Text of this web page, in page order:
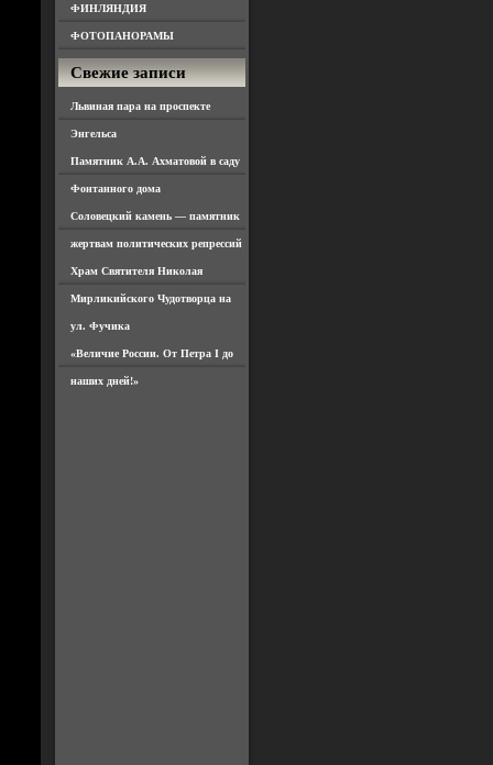
ФИНЛЯНДИЯ
ФОТОПАНОРАМЫ
Свежие записи
Львиная пара на проспекте
Энгельса
Памятник А.А. Ахматовой в саду
Фонтанного дома
Соловецкий камень — памятник
жертвам политических репрессий
Храм Святителя Николая
Мирликийского Чудотворца на
ул. Фучика
«Величие России. От Петра I до
наших дней!»